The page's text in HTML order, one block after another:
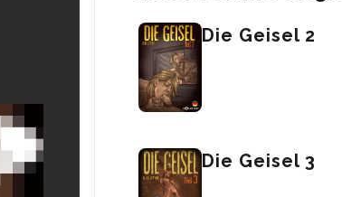
Die Geisel 2
Die Geisel 3